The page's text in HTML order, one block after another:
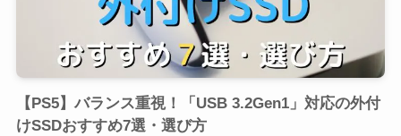
【PS5】バランス重視！「USB 3.2Gen1」対応の外付
けSSDおすすめ7選・選び方